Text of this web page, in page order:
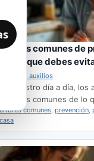
Errores comunes de
hogar que debes
Primeros auxilios
En nuestro día a día,
son más comunes de lo
errores comunes,prevención,
casa